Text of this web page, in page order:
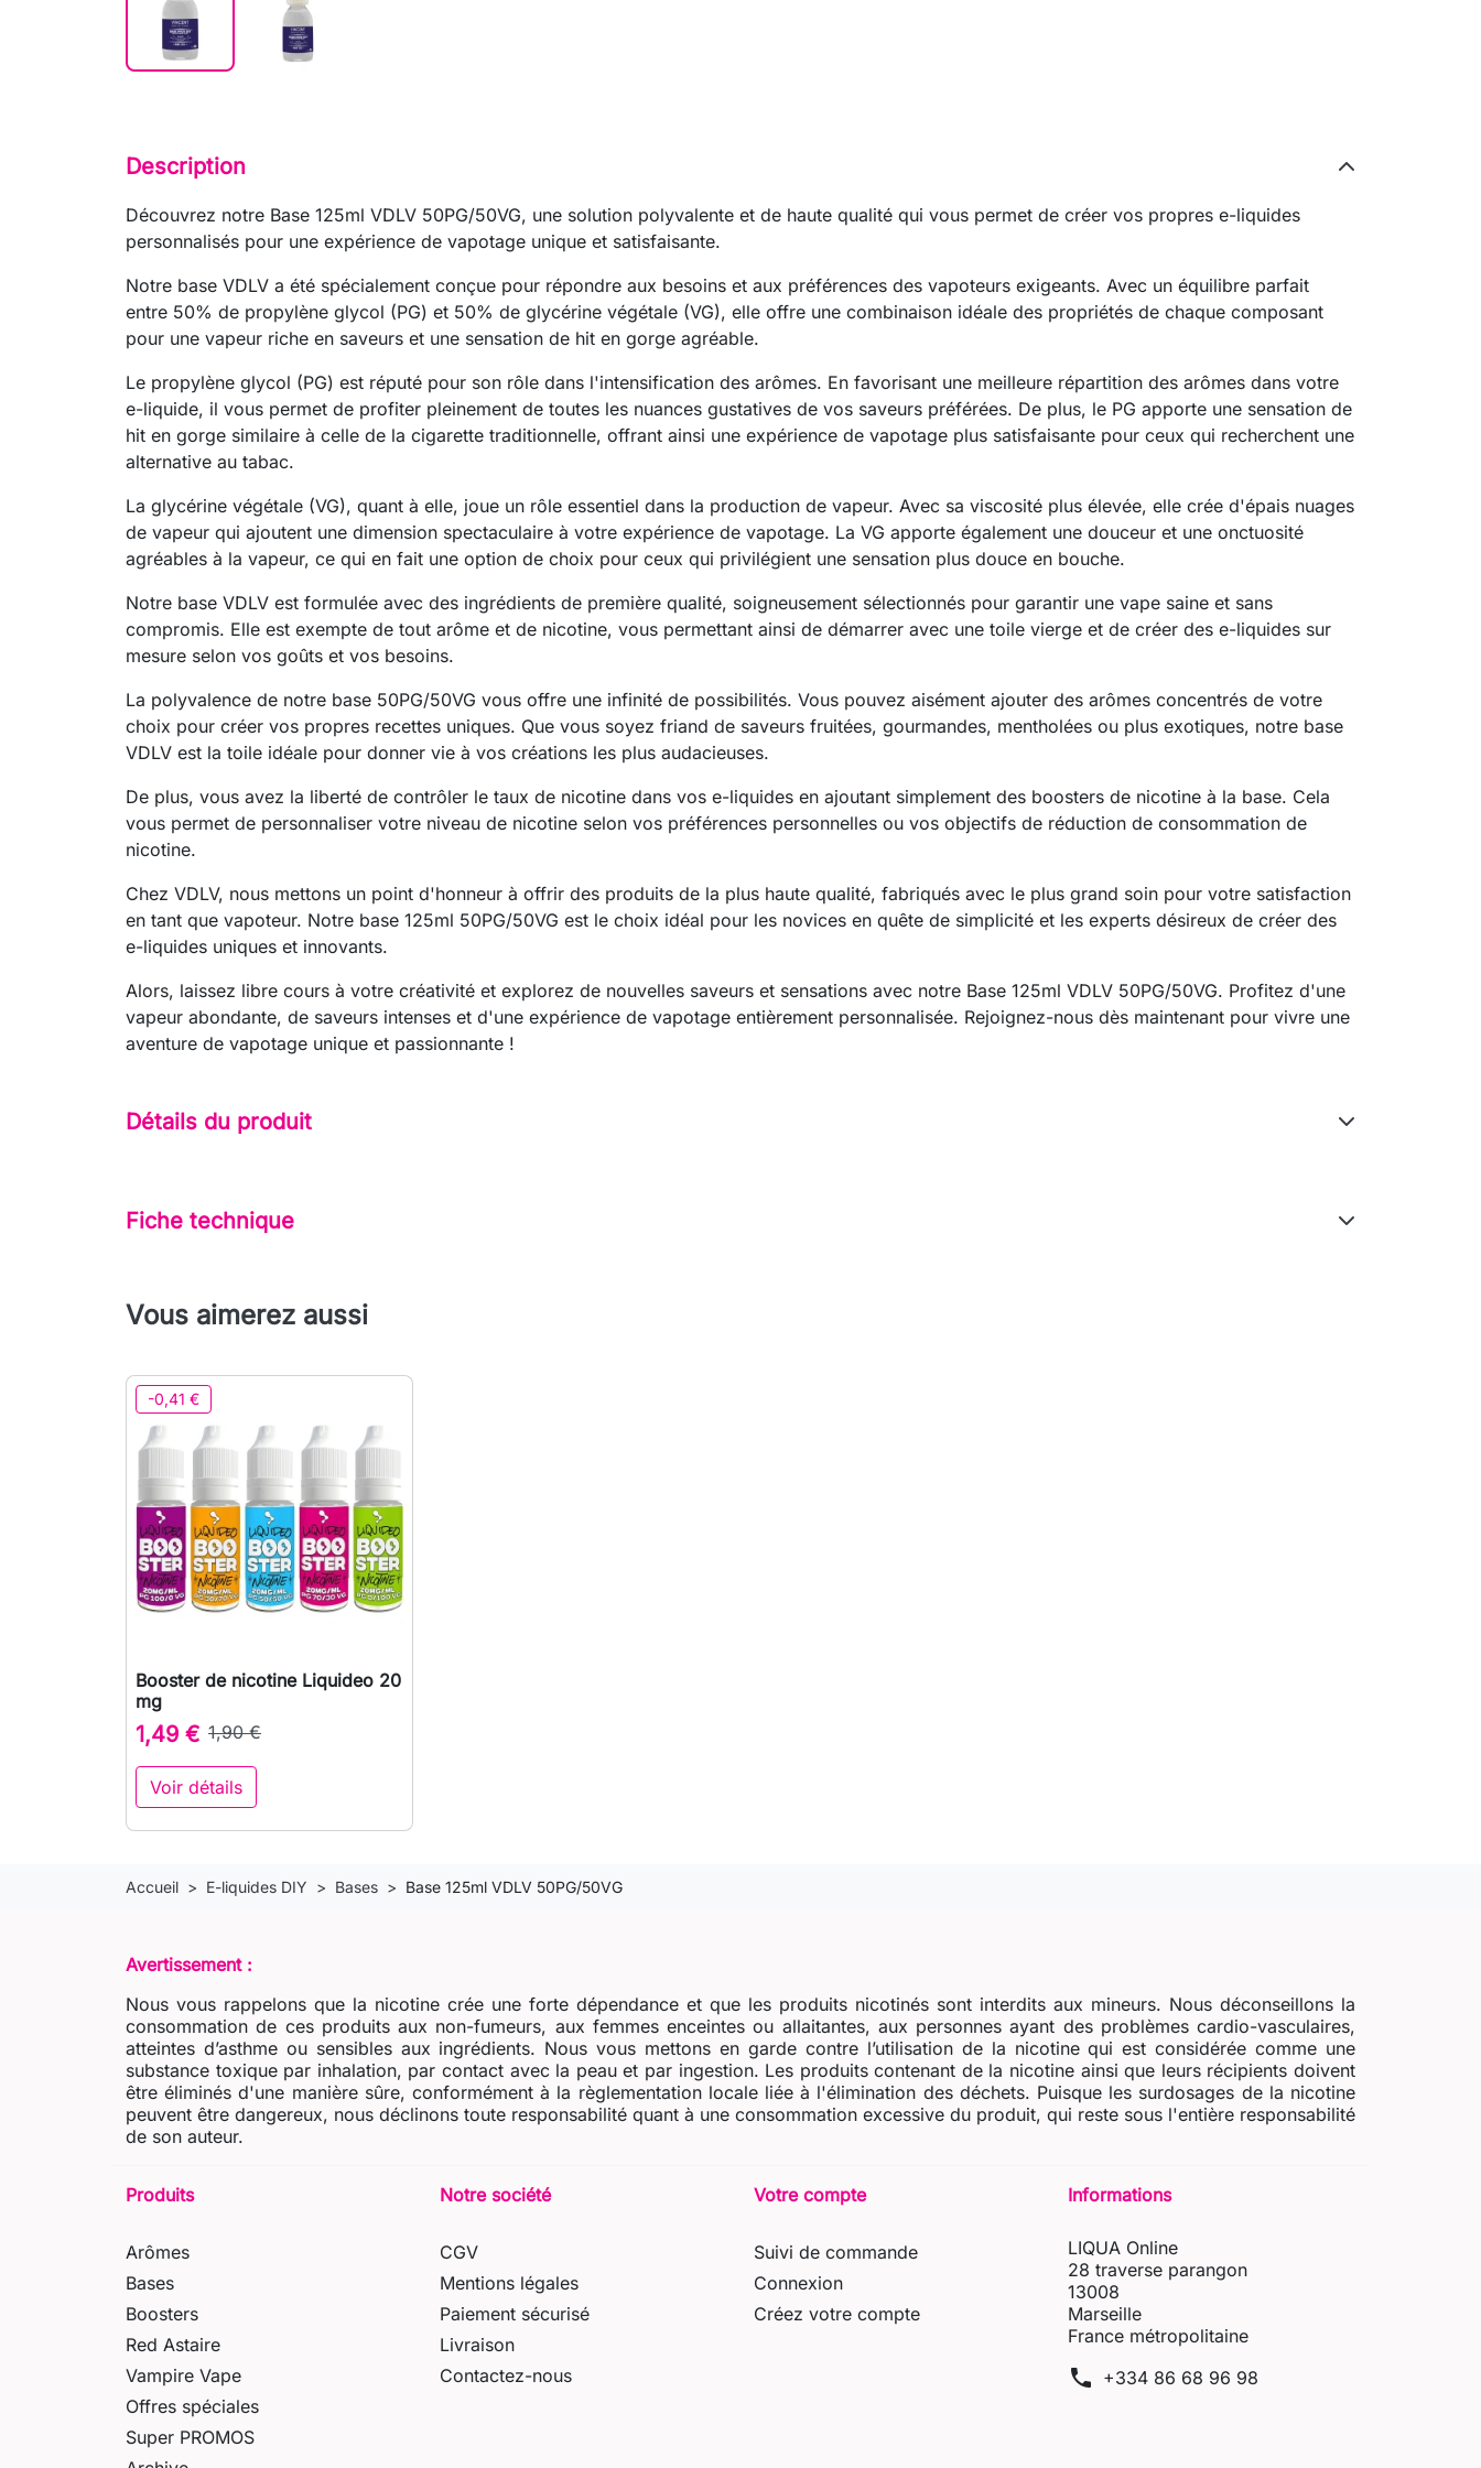
Description
Découvrez notre Base 125ml VDLV 50PG/50VG, une solution polyvalente et de haute qualité qui vous permet de créer vos propres e-liquides
personnalisés pour une expérience de vapotage unique et satisfaisante.
Notre base VDLV a été spécialement conçue pour répondre aux besoins et aux préférences des vapoteurs exigeants. Avec un équilibre parfait
entre 50% de propylène glycol (PG) et 50% de glycérine végétale (VG), elle offre une combinaison idéale des propriétés de chaque composant
pour une vapeur riche en saveurs et une sensation de hit en gorge agréable.
Le propylène glycol (PG) est réputé pour son rôle dans l'intensification des arômes. En favorisant une meilleure répartition des arômes dans votre
e-liquide, il vous permet de profiter pleinement de toutes les nuances gustatives de vos saveurs préférées. De plus, le PG apporte une sensation de
hit en gorge similaire à celle de la cigarette traditionnelle, offrant ainsi une expérience de vapotage plus satisfaisante pour ceux qui recherchent une
alternative au tabac.
La glycérine végétale (VG), quant à elle, joue un rôle essentiel dans la production de vapeur. Avec sa viscosité plus élevée, elle crée d'épais nuages
de vapeur qui ajoutent une dimension spectaculaire à votre expérience de vapotage. La VG apporte également une douceur et une onctuosité
agréables à la vapeur, ce qui en fait une option de choix pour ceux qui privilégient une sensation plus douce en bouche.
Notre base VDLV est formulée avec des ingrédients de première qualité, soigneusement sélectionnés pour garantir une vape saine et sans
compromis. Elle est exempte de tout arôme et de nicotine, vous permettant ainsi de démarrer avec une toile vierge et de créer des e-liquides sur
mesure selon vos goûts et vos besoins.
La polyvalence de notre base 50PG/50VG vous offre une infinité de possibilités. Vous pouvez aisément ajouter des arômes concentrés de votre
choix pour créer vos propres recettes uniques. Que vous soyez friand de saveurs fruitées, gourmandes, mentholées ou plus exotiques, notre base
VDLV est la toile idéale pour donner vie à vos créations les plus audacieuses.
De plus, vous avez la liberté de contrôler le taux de nicotine dans vos e-liquides en ajoutant simplement des boosters de nicotine à la base. Cela
vous permet de personnaliser votre niveau de nicotine selon vos préférences personnelles ou vos objectifs de réduction de consommation de
nicotine.
Chez VDLV, nous mettons un point d'honneur à offrir des produits de la plus haute qualité, fabriqués avec le plus grand soin pour votre satisfaction
en tant que vapoteur. Notre base 125ml 50PG/50VG est le choix idéal pour les novices en quête de simplicité et les experts désireux de créer des
e-liquides uniques et innovants.
Alors, laissez libre cours à votre créativité et explorez de nouvelles saveurs et sensations avec notre Base 125ml VDLV 50PG/50VG. Profitez d'une
vapeur abondante, de saveurs intenses et d'une expérience de vapotage entièrement personnalisée. Rejoignez-nous dès maintenant pour vivre une
aventure de vapotage unique et passionnante !
Détails du produit
Fiche technique
Vous aimerez aussi
-0,41 €
 Aperçu rapide
Booster de nicotine Liquideo 20
mg
1,49 € 1,90 €
Voir détails
Accueil E-liquides DIY Bases Base 125ml VDLV 50PG/50VG
Avertissement :
Nous vous rappelons que la nicotine crée une forte dépendance et que les produits nicotinés sont interdits aux mineurs. Nous déconseillons la
consommation de ces produits aux non-fumeurs, aux femmes enceintes ou allaitantes, aux personnes ayant des problèmes cardio-vasculaires,
atteintes d’asthme ou sensibles aux ingrédients. Nous vous mettons en garde contre l’utilisation de la nicotine qui est considérée comme une
substance toxique par inhalation, par contact avec la peau et par ingestion. Les produits contenant de la nicotine ainsi que leurs récipients doivent
être éliminés d'une manière sûre, conformément à la règlementation locale liée à l'élimination des déchets. Puisque les surdosages de la nicotine
peuvent être dangereux, nous déclinons toute responsabilité quant à une consommation excessive du produit, qui reste sous l'entière responsabilité
de son auteur.
Produits
Arômes
Bases
Boosters
Red Astaire
Vampire Vape
Offres spéciales
Super PROMOS
Notre société
CGV
Mentions légales
Paiement sécurisé
Livraison
Contactez-nous
Votre compte
Suivi de commande
Connexion
Créez votre compte
Informations
LIQUA Online
28 traverse parangon
13008
Marseille
France métropolitaine
phone +334 86 68 96 98